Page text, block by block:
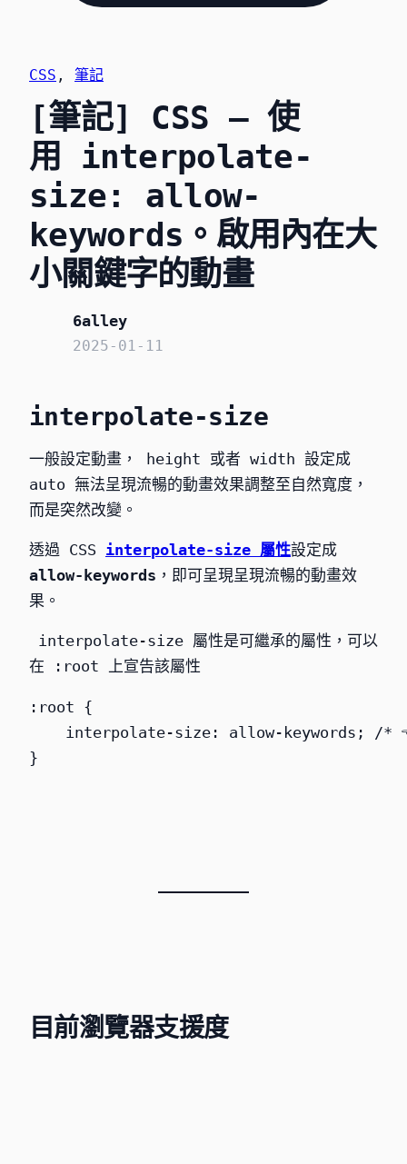
CSS , 筆記
[筆記] CSS – 使
用 interpolate-
size: allow-
keywords。啟用內在大
小關鍵字的動畫
6alley
2025-01-11
interpolate-size
一般設定動畫， height 或者 width 設定成
auto 無法呈現流暢的動畫效果調整至自然寬度，
而是突然改變。
透過 CSS interpolate-size 屬性設定成
allow-keywords ，即可呈現呈現流暢的動畫效
果。
interpolate-size 屬性是可繼承的屬性，可以
在
:root 上宣告該屬性
:root {
interpolate-size: allow-keywords; /*
目前瀏覽器支援度